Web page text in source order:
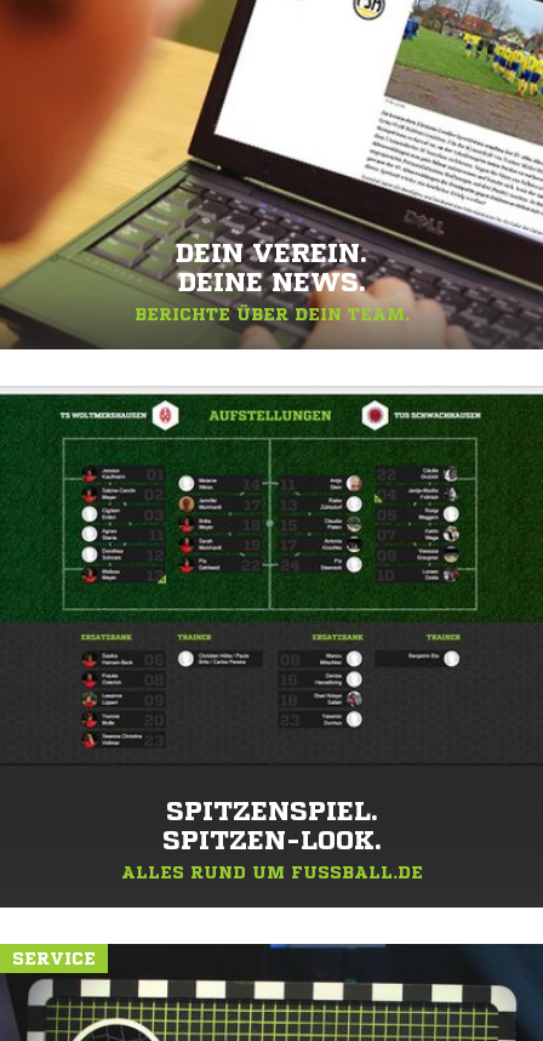
DEIN VEREIN.
DEINE NEWS.
BERICHTE ÜBER DEIN TEAM.
SPITZENSPIEL.
SPITZEN-LOOK.
ALLES RUND UM FUSSBALL.DE
SERVICE